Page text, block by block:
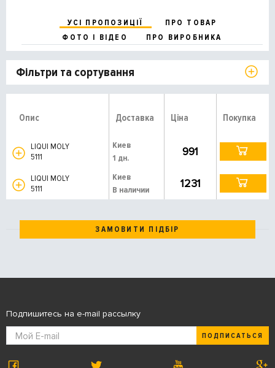
УСІ ПРОПОЗИЦІЇ
ПРО ТОВАР
ФОТО І ВІДЕО
ПРО ВИРОБНИКА
Фільтри та сортування
Опис Доставка Ціна Покупка
LIQUI MOLY
5111
Киев
1 дн.
991
LIQUI MOLY
5111
Киев
В наличии
1231
ЗАМОВИТИ ПІДБІР
Подпишитесь на e-mail рассылку
ПОДПИСАТЬСЯ